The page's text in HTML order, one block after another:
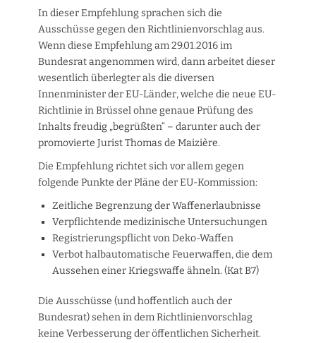
In dieser Empfehlung sprachen sich die
Ausschüsse gegen den Richtlinienvorschlag aus.
Wenn diese Empfehlung am 29.01.2016 im
Bundesrat angenommen wird, dann arbeitet dieser
wesentlich überlegter als die diversen
Innenminister der EU-Länder, welche die neue EU-
Richtlinie in Brüssel ohne genaue Prüfung des
Inhalts freudig „begrüßten“ – darunter auch der
promovierte Jurist Thomas de Maizière.
Die Empfehlung richtet sich vor allem gegen
folgende Punkte der Pläne der EU-Kommission:
Zeitliche Begrenzung der Waffenerlaubnisse
Verpflichtende medizinische Untersuchungen
Registrierungspflicht von Deko-Waffen
Verbot halbautomatische Feuerwaffen, die dem
Aussehen einer Kriegswaffe ähneln. (Kat B7)
Die Ausschüsse (und hoffentlich auch der
Bundesrat) sehen in dem Richtlinienvorschlag
keine Verbesserung der öffentlichen Sicherheit.